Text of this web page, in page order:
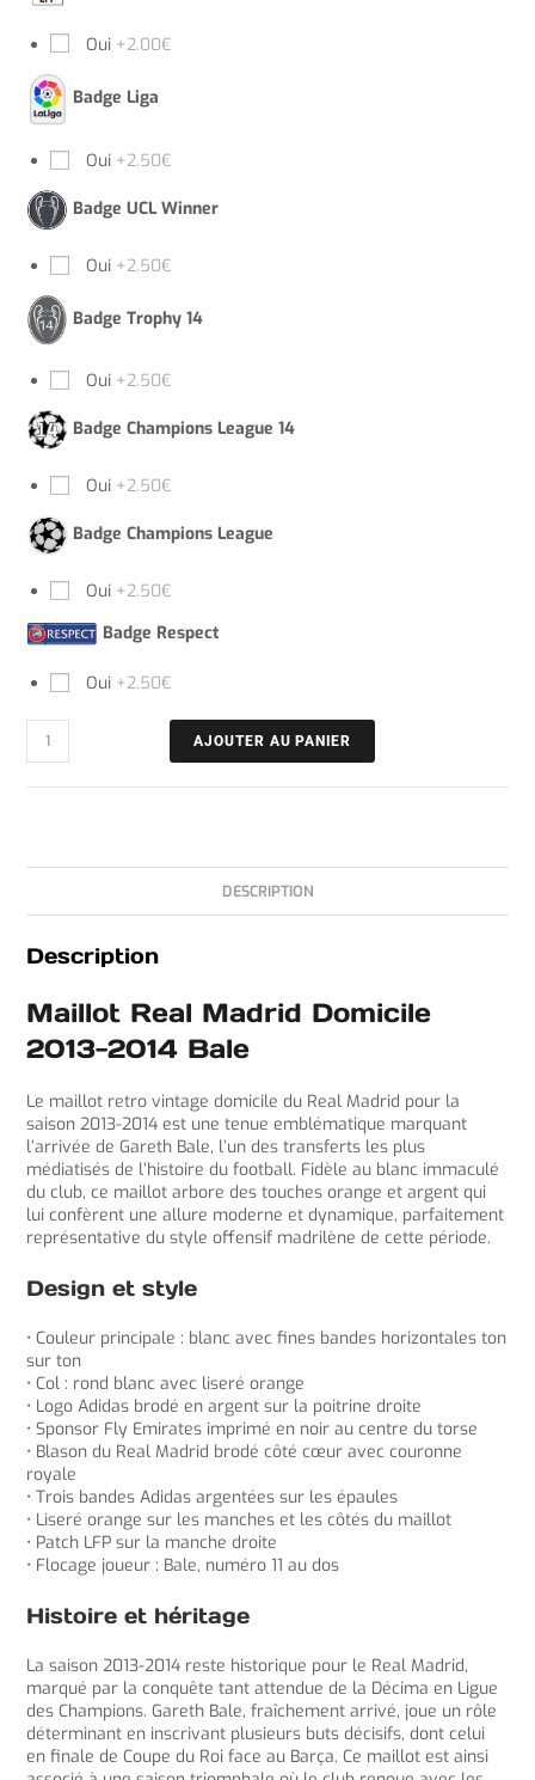
Oui +2.00€
Badge Liga
Oui +2.50€
Badge UCL Winner
Oui +2.50€
Badge Trophy 14
Oui +2.50€
Badge Champions League 14
Oui +2.50€
Badge Champions League
Oui +2.50€
Badge Respect
Oui +2.50€
AJOUTER AU PANIER
DESCRIPTION
Description
Maillot Real Madrid Domicile
2013-2014 Bale
Le maillot retro vintage domicile du Real Madrid pour la
saison 2013-2014 est une tenue emblématique marquant
l’arrivée de Gareth Bale, l’un des transferts les plus
médiatisés de l’histoire du football. Fidèle au blanc immaculé
du club, ce maillot arbore des touches orange et argent qui
lui confèrent une allure moderne et dynamique, parfaitement
représentative du style offensif madrilène de cette période.
Design et style
• Couleur principale : blanc avec fines bandes horizontales ton
sur ton
• Col : rond blanc avec liseré orange
• Logo Adidas brodé en argent sur la poitrine droite
• Sponsor Fly Emirates imprimé en noir au centre du torse
• Blason du Real Madrid brodé côté cœur avec couronne
royale
• Trois bandes Adidas argentées sur les épaules
• Liseré orange sur les manches et les côtés du maillot
• Patch LFP sur la manche droite
• Flocage joueur : Bale, numéro 11 au dos
Histoire et héritage
La saison 2013-2014 reste historique pour le Real Madrid,
marqué par la conquête tant attendue de la Décima en Ligue
des Champions. Gareth Bale, fraîchement arrivé, joue un rôle
déterminant en inscrivant plusieurs buts décisifs, dont celui
en finale de Coupe du Roi face au Barça. Ce maillot est ainsi